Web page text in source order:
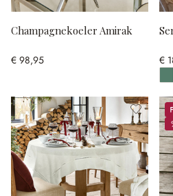
Champagnekoeler Amirak
€ 98,95
€